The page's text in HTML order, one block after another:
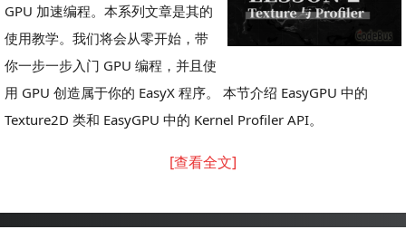
GPU 加速编程。本系列文章是其的
使用教学。我们将会从零开始，带
你一步一步入门 GPU 编程，并且使
用 GPU 创造属于你的 EasyX 程序。 本节介绍 EasyGPU 中的
Texture2D 类和 EasyGPU 中的 Kernel Profiler API。
[查看全文]